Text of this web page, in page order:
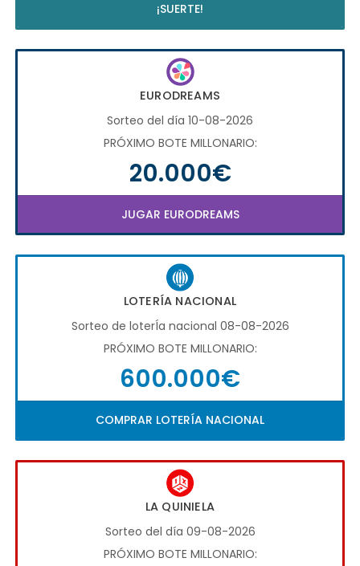
¡SUERTE!
EURODREAMS
Sorteo del día 10-08-2026
PRÓXIMO BOTE MILLONARIO:
20.000€
JUGAR EURODREAMS
LOTERÍA NACIONAL
Sorteo de loterÍa nacional 08-08-2026
PRÓXIMO BOTE MILLONARIO:
600.000€
COMPRAR LOTERÍA NACIONAL
LA QUINIELA
Sorteo del día 09-08-2026
PRÓXIMO BOTE MILLONARIO: